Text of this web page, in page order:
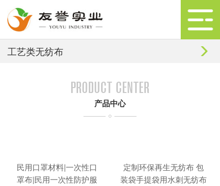
工艺类无纺布
PRODUCT CENTER
产品中心
民用口罩材料|一次性口
罩布|民用一次性防护服
定制环保再生无纺布 包
装袋手提袋用水刺无纺布